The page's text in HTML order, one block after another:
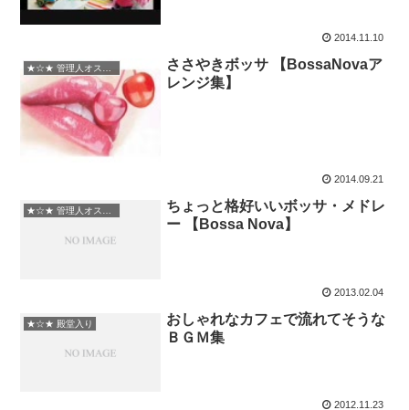
2014.11.10
★☆★ 管理人オススメ
ささやきボッサ 【BossaNovaア
レンジ集】
2014.09.21
ちょっと格好いいボッサ・メドレ
ー 【Bossa Nova】
2013.02.04
★☆★ 殿堂入り
おしゃれなカフェで流れてそうな
ＢＧＭ集
2012.11.23